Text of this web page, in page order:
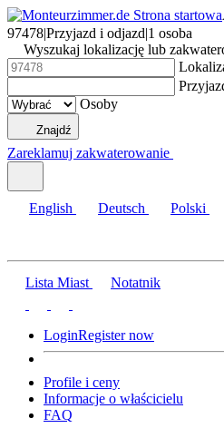
97478|Przyjazd i odjazd|1 osoba
Wyszukaj lokalizację lub
Osoby
Znajdź
Zareklamuj zakwaterowanie
English Deutsch Polski
Lista Miast Notatnik
LoginRegister now
Profile i ceny
Informacje o właścicielu
FAQ